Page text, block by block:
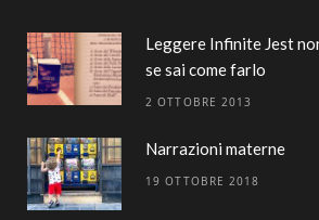
Leggere Infinite Jest
se sai come farlo
2 OTTOBRE 2013
Narrazioni materne
19 OTTOBRE 2018